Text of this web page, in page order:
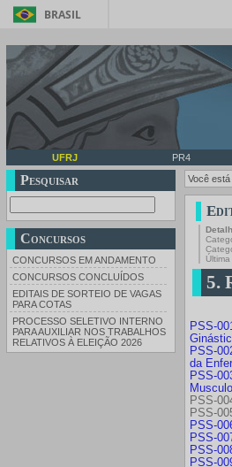
BRASIL
UFRJ PR4
Pesquisar
Concursos
CONCURSOS EM ANDAMENTO
CONCURSOS CONCLUÍDOS
EDITAIS DE SORTEIO DE VAGAS
PARA COTAS
PROCESSO SELETIVO INTERNO
PARA AUXILIAR NOS TRABALHOS
RELATIVOS À ELEIÇÃO 2026
Você está
5.
PSS-
PSS-
da
PSS-
PSS-
PSS-
PSS-
PSS-
PSS-
PSS-